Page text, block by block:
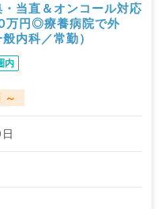
・当直＆オンコール対応
円◎療養病院で外
内科／常勤）
内